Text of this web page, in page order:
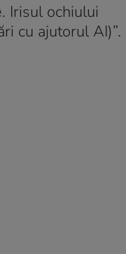
Irisul ochiului
cu ajutorul AI)”.